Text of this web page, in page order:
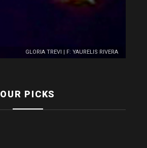
GLORIA TREVI | F: YAURELIS RIVERA
OUR PICKS